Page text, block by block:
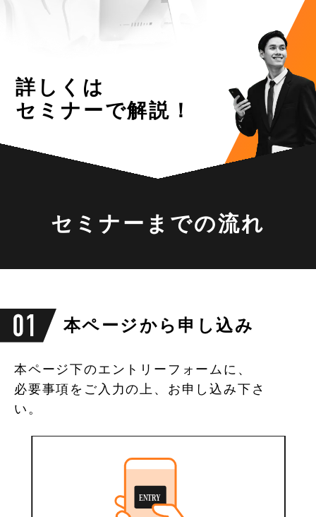
詳しくは
セミナーで解説！
セミナーまでの流れ
本ページから申し込み
本ページ下のエントリーフォームに、
必要事項をご入力の上、お申し込み下さ
い。